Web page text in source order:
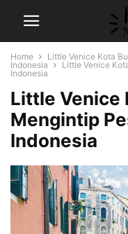
Home
Little Venice Kota
Indonesia
Little Venice
Indonesia
Little Venice
Mengintip
Indonesia